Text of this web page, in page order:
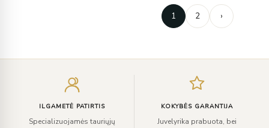
1 2 ›
ILGAMETĖ PATIRTIS
Specializuojamės tauriųjų
KOKYBĖS GARANTIJA
Juvelyrika prabuota, bei